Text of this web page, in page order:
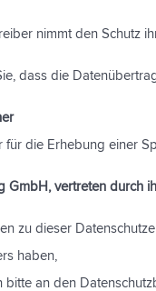
nimmt den Schutz
dass die
für die Erhebung einer
GmbH, vertreten durch
zu dieser
haben,
bitte an den